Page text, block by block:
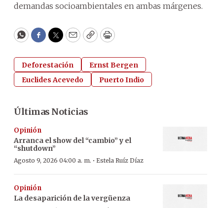
demandas socioambientales en ambas márgenes.
WhatsApp
Facebook
Twitter
EmailCopyPrint
Deforestación
Ernst Bergen
Euclides Acevedo
Puerto Indio
Últimas Noticias
Opinión
Arranca el show del “cambio” y el
“shutdown”
Agosto 9, 2026 04:00 a. m. · Estela Ruíz Díaz
Opinión
La desaparición de la vergüenza